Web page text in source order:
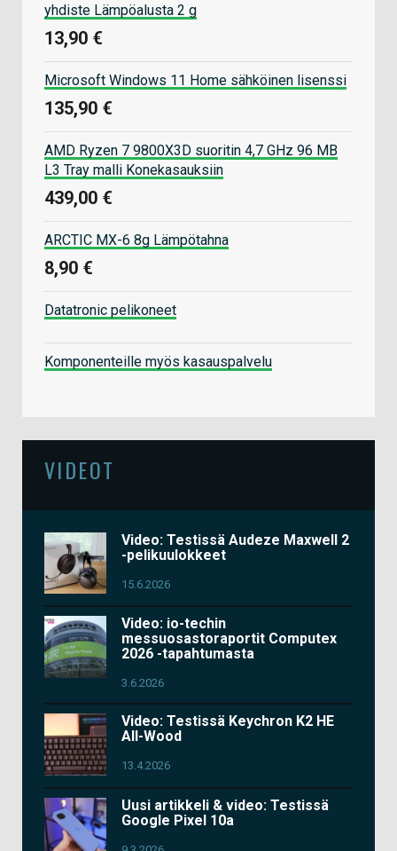
yhdiste Lämpöalusta 2 g
13,90 €
Microsoft Windows 11 Home sähköinen lisenssi
135,90 €
AMD Ryzen 7 9800X3D suoritin 4,7 GHz 96 MB
L3 Tray malli Konekasauksiin
439,00 €
ARCTIC MX-6 8g Lämpötahna
8,90 €
Datatronic pelikoneet
Komponenteille myös kasauspalvelu
VIDEOT
Video: Testissä Audeze Maxwell 2
-pelikuulokkeet
15.6.2026
Video: io-techin
messuosastoraportit Computex
2026 -tapahtumasta
3.6.2026
Video: Testissä Keychron K2 HE
All-Wood
13.4.2026
Uusi artikkeli & video: Testissä
Google Pixel 10a